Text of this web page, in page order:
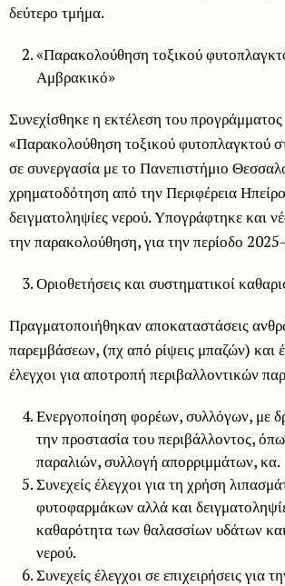
δεύτερο τμήμα.
«Παρακολούθηση τοξικού
Αμβρακικό»
Συνεχίσθηκε η εκτέλεση του προγράμματος
«Παρακολούθηση τοξικού φυτοπλαγκτού
σε συνεργασία με το Πανεπιστήμιο
χρηματοδότηση από την Περιφέρεια
δειγματοληψίες νερού. Υπογράφτηκε και
την παρακολούθηση, για την περίοδο
Οριοθετήσεις και συστηματικοί
Πραγματοποιήθηκαν αποκαταστάσεις
παρεμβάσεων, (πχ από ρίψεις μπαζών) και
έλεγχοι για αποτροπή περιβαλλοντικών
Ενεργοποίηση φορέων, συλλόγων, με
την προστασία του περιβάλλοντος,
παραλιών, συλλογή απορριμμάτων, κα.
Συνεχείς έλεγχοι για τη χρήση
φυτοφαρμάκων αλλά και
καθαρότητα των θαλασσίων υδάτων
νερού.
Συνεχείς έλεγχοι σε επιχειρήσεις για